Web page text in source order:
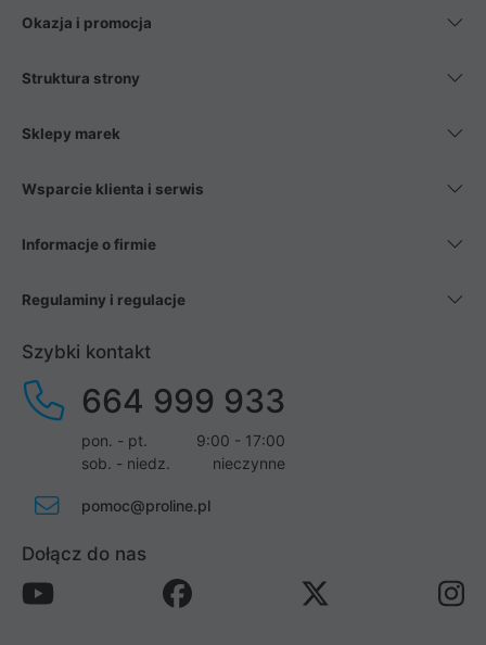
Okazja i promocja
Struktura strony
Sklepy marek
Wsparcie klienta i serwis
Informacje o firmie
Regulaminy i regulacje
Szybki kontakt
664 999 933
pon. - pt.
9:00 - 17:00
sob. - niedz.
nieczynne
pomoc@proline.pl
Dołącz do nas